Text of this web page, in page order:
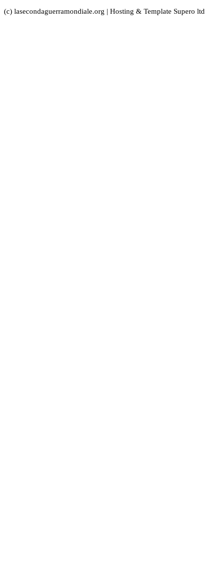
(c) lasecondaguerramondiale.org | Hosting & Template Supero ltd